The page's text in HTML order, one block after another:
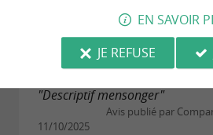
raison a moi de deviné sais nul
LIRE
"Descriptif mensonger"
Avis publié par
11/10/2025
EN SAVOIR
JE REFUSE